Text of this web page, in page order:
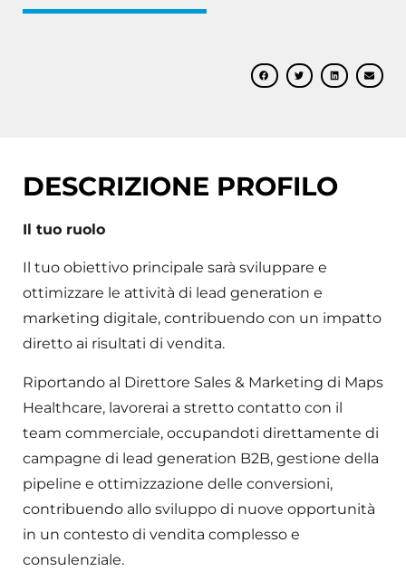
DESCRIZIONE PROFILO
Il tuo ruolo
Il tuo obiettivo principale sarà sviluppare e
ottimizzare le attività di lead generation e
marketing digitale, contribuendo con un impatto
diretto ai risultati di vendita.
Riportando al Direttore Sales & Marketing di Maps
Healthcare, lavorerai a stretto contatto con il
team commerciale, occupandoti direttamente di
campagne di lead generation B2B, gestione della
pipeline e ottimizzazione delle conversioni,
contribuendo allo sviluppo di nuove opportunità
in un contesto di vendita complesso e
consulenziale.